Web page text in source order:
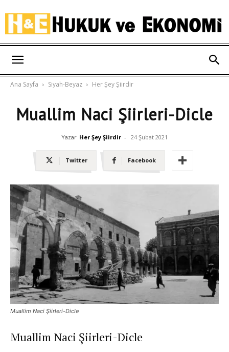
Ana Sayfa Siyah-Beyaz Her Şey Şiirdir
Muallim Naci Şiirleri-Dicle
Yazar Her Şey Şiirdir - 24 Şubat 2021
Twitter Facebook
Muallim Naci Şiirleri-Dicle
Muallim Naci Şiirleri-Dicle